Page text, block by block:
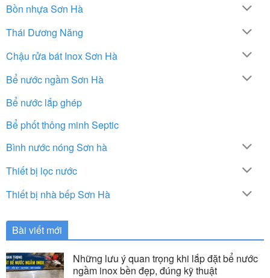
Bồn nhựa Sơn Hà
Thái Dương Năng
Chậu rửa bát Inox Sơn Hà
Bể nước ngầm Sơn Hà
Bể nước lắp ghép
Bể phốt thông minh Septic
Bình nước nóng Sơn hà
Thiết bị lọc nước
Thiết bị nhà bếp Sơn Hà
Bài viết mới
Những lưu ý quan trọng khi lắp đặt bể nước
ngầm inox bền đẹp, đúng kỹ thuật